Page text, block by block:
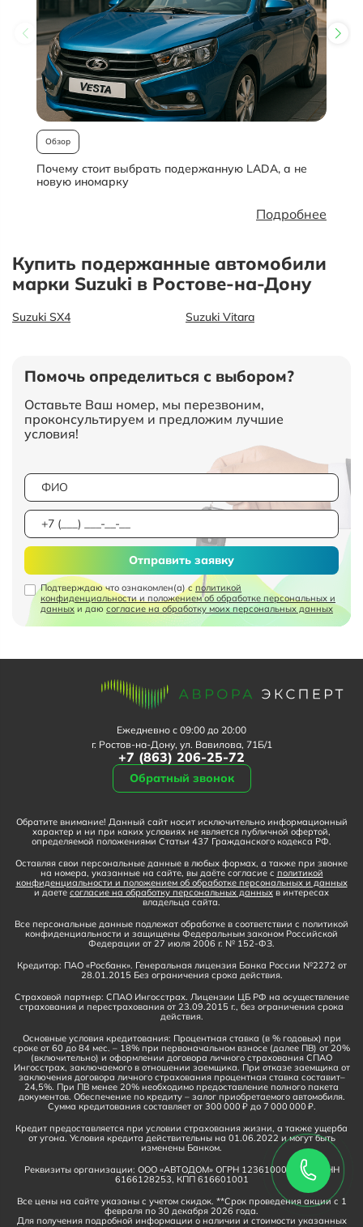
Обзор
Почему стоит выбрать подержанную LADA, а не
новую иномарку
Подробнее
Купить подержанные автомобили
марки Suzuki в Ростове-на-Дону
Suzuki SX4 Suzuki Vitara
Помочь определиться с выбором?
Оставьте Ваш номер, мы перезвоним,
проконсультируем и предложим лучшие
условия!
Подтверждаю что ознакомлен(а) сполитикой
конфиденциальности и положением об обработке персональных и
данных и даю согласие на обработку моих персональных данных
Отправить заявку
Ежедневно с 09:00 до 20:00
г. Ростов-на-Дону, ул. Вавилова, 71Б/1
+7 (863) 206-25-72
Обратный звонок
Обратите внимание! Данный сайт носит исключительно информационный
характер и ни при каких условиях не является публичной офертой,
определяемой положениями Статьи 437 Гражданского кодекса РФ.
Оставляя свои персональные данные в любых формах, а также при звонке
на номера, указанные на сайте, вы даёте согласие с политикой
конфиденциальности и положением об обработке персональных и данных
и даете согласие на обработку персональных данных в интересах
владельца сайта.
Все персональные данные подлежат обработке в соответствии с политикой
конфиденциальности и защищены Федеральным законом Российской
Федерации от 27 июля 2006 г. № 152-ФЗ.
Кредитор: ПАО «Росбанк». Генеральная лицензия Банка России №2272 от
28.01.2015 Без ограничения срока действия.
Страховой партнер: СПАО Ингосстрах. Лицензии ЦБ РФ на осуществление
страхования и перестрахования от 23.09.2015 г., без ограничения срока
действия.
Основные условия кредитования: Процентная ставка (в % годовых) при
сроке от 60 до 84 мес. – 18% при первоначальном взносе (далее ПВ) от 20%
(включительно) и оформлении договора личного страхования СПАО
Ингосстрах, заключаемого в отношении заемщика. При отказе заемщика от
заключения договора личного страхования процентная ставка составит–
24,5%. При ПВ менее 20% необходимо предоставление полного пакета
документов. Обеспечение по кредиту – залог приобретаемого автомобиля.
Сумма кредитования составляет от 300 000 ₽ до 7 000 000 ₽.
Кредит предоставляется при условии страхования жизни, а также ущерба
от угона. Условия кредита действительны на 01.06.2022 и могут быть
изменены Банком.
Реквизиты организации: ООО «АВТОДОМ» ОГРН 1236100016910, ИНН
6166128253, КПП 616601001
Все цены на сайте указаны с учетом скидок. **Срок проведения акции с 1
февраля по 30 декабря 2026 года.
Для получения подробной информации о наличии и стоимости указанных